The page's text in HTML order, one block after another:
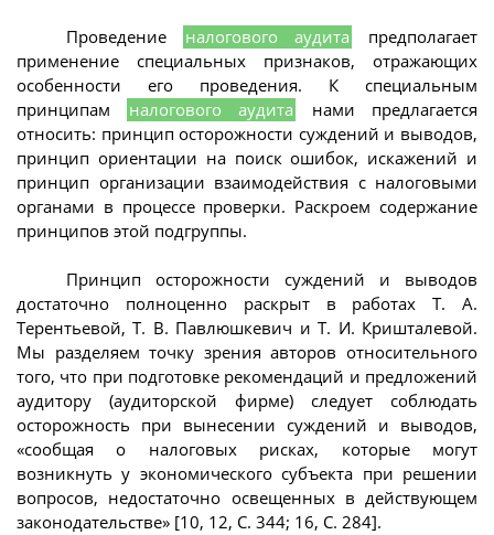
Проведение налогового аудита
предполагает
применение специальных признаков, отражающих
особенности его проведения. К специальным
принципам
налогового аудита
нами предлагается
относить: принцип осторожности суждений и выводов,
принцип ориентации на поиск ошибок, искажений и
принцип организации взаимодействия с налоговыми
органами в процессе проверки. Раскроем содержание
принципов этой подгруппы.
Принцип осторожности суждений и выводов
достаточно полноценно раскрыт в работах Т. А.
Терентьевой, Т. В. Павлюшкевич и Т. И. Кришталевой.
Мы разделяем точку зрения авторов относительного
того, что при подготовке рекомендаций и предложений
аудитору (аудиторской фирме) следует соблюдать
осторожность при вынесении суждений и выводов,
«сообщая о налоговых рисках, которые могут
возникнуть у экономического субъекта при решении
вопросов, недостаточно освещенных в действующем
законодательстве» [10, 12, С. 344; 16, С. 284].